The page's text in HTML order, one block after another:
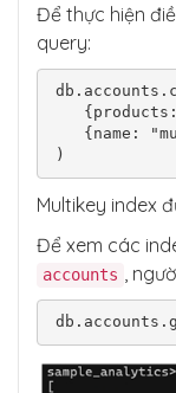
Để thực hiện
query:
)
Multikey index
Để xem các
accounts ,